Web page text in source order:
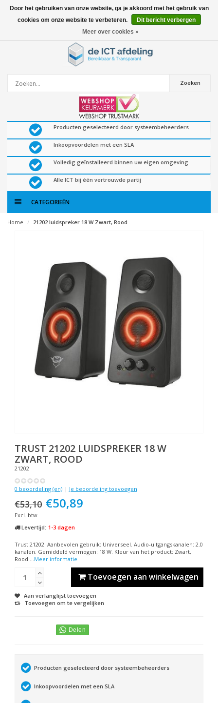
0artikelen
Zoeken
Producten geselecteerd door systeembeheerders
Inkoopvoordelen met een SLA
Volledig geïnstalleerd binnen uw eigen omgeving
Alle ICT bij één vertrouwde partij
CATEGORIEËN
Home 21202 luidspreker 18 W Zwart, Rood
TRUST 21202 LUIDSPREKER 18 W
ZWART, ROOD
21202
0 beoordeling (en) | Je beoordeling toevoegen
€53,10 €50,89
Excl. btw
Levertijd: 1-3 dagen
Trust 21202. Aanbevolen gebruik: Universeel. Audio-uitgangskanalen: 2.0
kanalen. Gemiddeld vermogen: 18 W. Kleur van het product: Zwart,
Rood ...Meer informatie
Toevoegen aan winkelwagen
Aan verlanglijst toevoegen
Toevoegen om te vergelijken
Producten geselecteerd door systeembeheerders
Inkoopvoordelen met een SLA
Door het gebruiken van onze website, ga je akkoord met het gebruik van
cookies om onze website te verbeteren.
Dit bericht verbergen
Meer over cookies »